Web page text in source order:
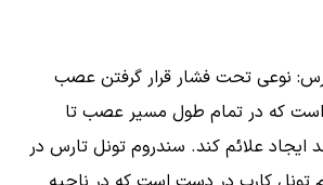
نوعی تحت فشار قرار گرفتن عصب
است که در تمام طول مسیر عصب تا
ایجاد علائم کند. سندروم تونل تارس در